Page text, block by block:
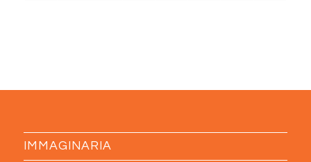
IMMAGINARIA